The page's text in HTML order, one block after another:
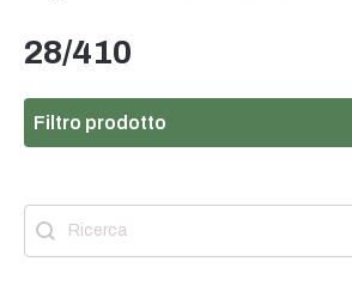
28/410
Filtro prodotto
Materiale
HD-PE
Ricerca
Contenuto della ricerca